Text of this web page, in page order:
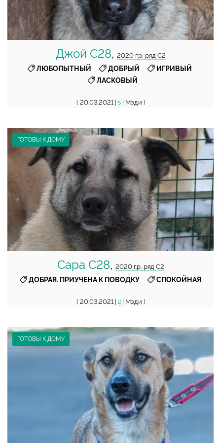
Джой С28, 2020 г.р, ряд С2
ЛЮБОПЫТНЫЙ
ДОБРЫЙ ИГРИВЫЙ
ЛАСКОВЫЙ
( 20.03.2021 | 5| Мэди )
ГОТОВЫ К ДОМУ
Сара С28, 2020 г.р, ряд С2
ДОБРАЯ. ПРИУЧЕНА К ПОВОДКУ
СПОКОЙНАЯ
( 20.03.2021 | 2| Мэди )
ГОТОВЫ К ДОМУ